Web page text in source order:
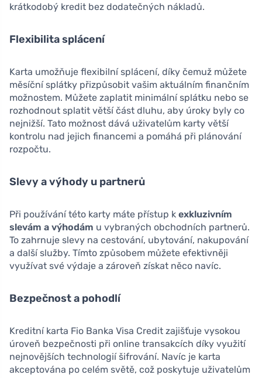
krátkodobý kredit bez dodatečných nákladů.
Flexibilita splácení
Karta umožňuje flexibilní splácení, díky čemuž můžete
měsíční splátky přizpůsobit vašim aktuálním finančním
možnostem. Můžete zaplatit minimální splátku nebo se
rozhodnout splatit větší část dluhu, aby úroky byly co
nejnižší. Tato možnost dává uživatelům karty větší
kontrolu nad jejich financemi a pomáhá při plánování
rozpočtu.
Slevy a výhody u partnerů
Při používání této karty máte přístup k exkluzivním
slevám a výhodám u vybraných obchodních partnerů.
To zahrnuje slevy na cestování, ubytování, nakupování
a další služby. Tímto způsobem můžete efektivněji
využívat své výdaje a zároveň získat něco navíc.
Bezpečnost a pohodlí
Kreditní karta Fio Banka Visa Credit zajišťuje vysokou
úroveň bezpečnosti při online transakcích díky využití
nejnovějších technologií šifrování. Navíc je karta
akceptována po celém světě, což poskytuje uživatelům